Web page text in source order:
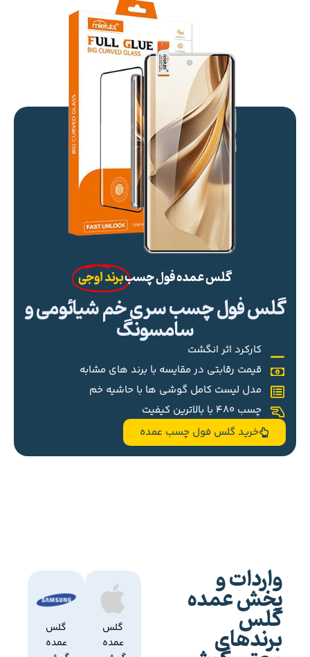
گلس عمده فول چسببرند اوجی
گلس فول چسب سری خم شیائومی و
سامسونگ
کارکرد اثر انگشت
قیمت رقابتی در مقایسه با برند های مشابه
مدل لیست کامل گوشی ها با حاشیه خم
چسب 480 با بالاترین کیفیت
خرید گلس فول چسب عمده
واردات و
پخش عمده
گلس
برندهای
گلس
عمده
گلس
عمده